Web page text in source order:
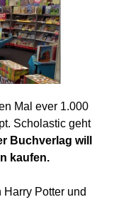
Mal ever 1.000
Scholastic geht
Buchverlag will
kaufen.
Potter und